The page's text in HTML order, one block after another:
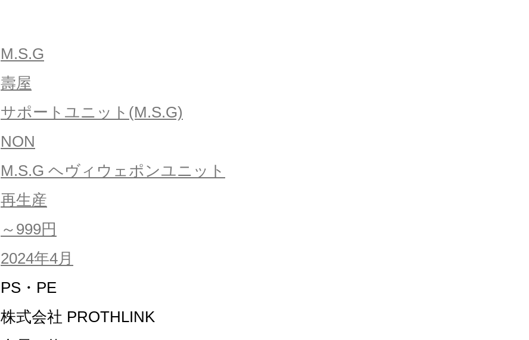
M.S.G
壽屋
サポートユニット(M.S.G)
NON
M.S.G ヘヴィウェポンユニット
再生産
～999円
2024年4月
PS・PE
株式会社 PROTHLINK